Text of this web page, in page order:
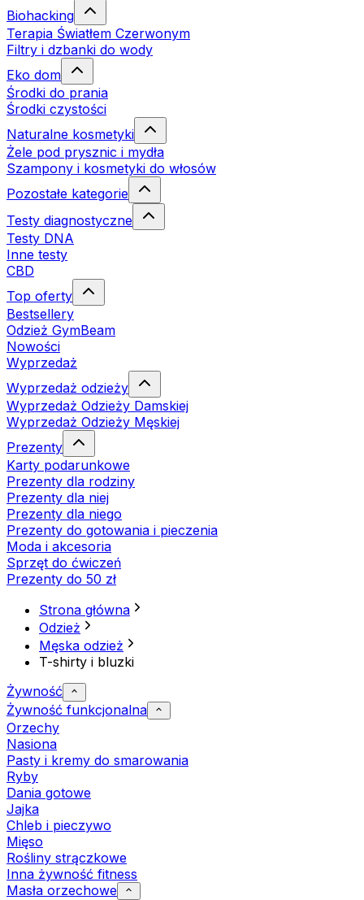
Biohacking
Terapia Światłem Czerwonym
Filtry i dzbanki do wody
Eko dom
Środki do prania
Środki czystości
Naturalne kosmetyki
Żele pod prysznic i mydła
Szampony i kosmetyki do włosów
Pozostałe kategorie
Testy diagnostyczne
Testy DNA
Inne testy
CBD
Top oferty
Bestsellery
Odzież GymBeam
Nowości
Wyprzedaż
Wyprzedaż odzieży
Wyprzedaż Odzieży Damskiej
Wyprzedaż Odzieży Męskiej
Prezenty
Karty podarunkowe
Prezenty dla rodziny
Prezenty dla niej
Prezenty dla niego
Prezenty do gotowania i pieczenia
Moda i akcesoria
Sprzęt do ćwiczeń
Prezenty do 50 zł
Strona główna
Odzież
Męska odzież
T-shirty i bluzki
Żywność
Żywność funkcjonalna
Orzechy
Nasiona
Pasty i kremy do smarowania
Ryby
Dania gotowe
Jajka
Chleb i pieczywo
Mięso
Rośliny strączkowe
Inna żywność fitness
Masła orzechowe